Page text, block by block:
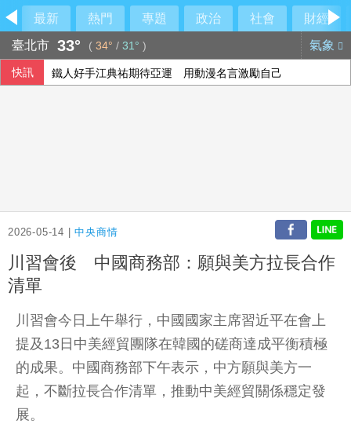
最新 熱門 專題 政治 社會
財經
臺北市 33° ( 34° / 31° ) 氣象
快訊 鐵人好手江典祐期待亞運 用動漫名言激勵自己
2026-05-14 |中央商情
川習會後 中國商務部：願與美方拉長合作
清單
川習會今日上午舉行，中國國家主席習近平在會上
提及13日中美經貿團隊在韓國的磋商達成平衡積極
的成果。中國商務部下午表示，中方願與美方一
起，不斷拉長合作清單，推動中美經貿關係穩定發
展。